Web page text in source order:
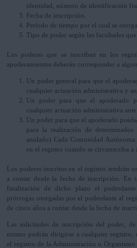
identidad, número de identificación
Fecha de inscripción.
Período de tiempo por el cual se
Tipo de poder según las facultades que
Los poderes que se inscriban en los
apoderamientos deberán corresponder a
Un poder general para que el
cualquier actuación administrativa y
Un poder para que el apoderado
cualquier actuación administrativa
Un poder para que el apoderado
para la realización de
anulado) Cada Comunidad
en el registro cuando se circunscriba
Los poderes inscritos en el registro tendrán
a contar desde la fecha de inscripción. En
finalización de dicho plazo el
prórrogas otorgadas por el poderdante al
de cinco años a contar desde la fecha de
Las solicitudes de inscripción del poder,
mismo podrán dirigirse a cualquier registro,
el registro de la Administración u